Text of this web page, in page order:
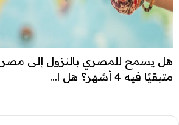
هل يسمح للمصري بالنزول إلى مصر
متبقيًا فيه 4 أشهر؟ هل ا...